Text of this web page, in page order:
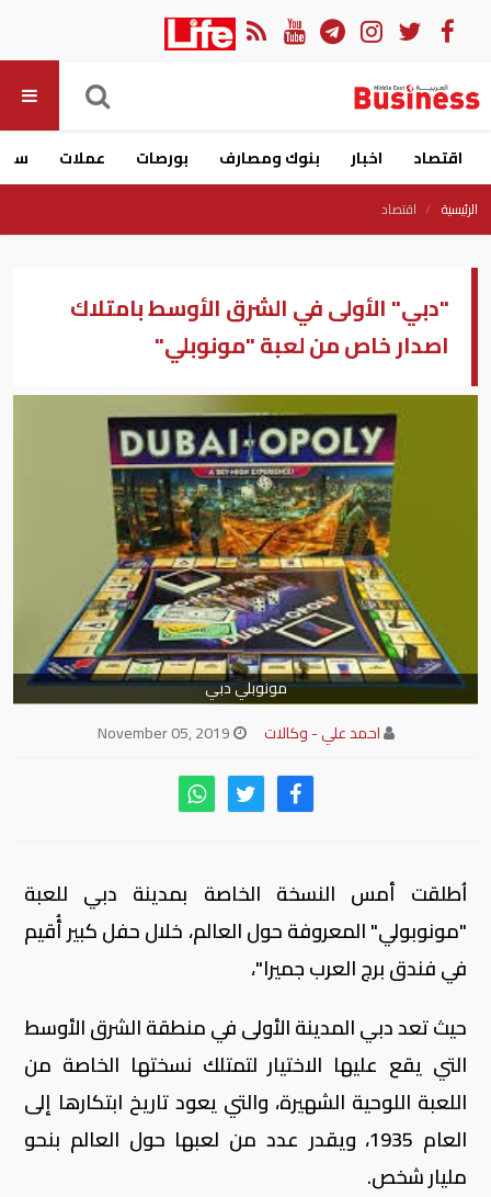
اقتصاد اخبار بنوك ومصارف بورصات عملات
الرئيسية اقتصاد
"دبي" الأولى في الشرق الأوسط بامتلاك
اصدار خاص من لعبة "مونوبلي"
مونوبلي دبي
احمد علي - وكالات
اُطلقت أمس النسخة الخاصة بمدينة دبي للعبة
"مونوبولي" المعروفة حول العالم، خلال حفل كبير أُقيم
في فندق برج العرب جميرا"،
حيث تعد دبي المدينة الأولى في منطقة الشرق الأوسط
التي يقع عليها الاختيار لتمتلك نسختها الخاصة من
اللعبة اللوحية الشهيرة، والتي يعود تاريخ ابتكارها إلى
العام 1935، ويقدر عدد من لعبها حول العالم بنحو
مليار شخص.